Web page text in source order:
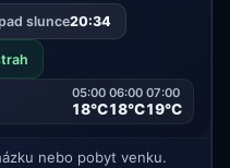
slunce20:34
05:00
18°C
06:00
18°C
07:00
19°C
nebo pobyt venku.